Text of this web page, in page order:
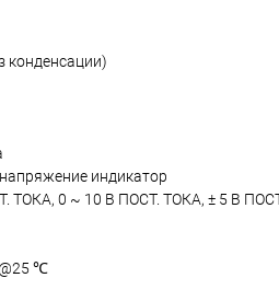
конденсации)
индикатор
ТОКА, 0 ~ 10 В ПОСТ. ТОКА, ± 5 В
℃